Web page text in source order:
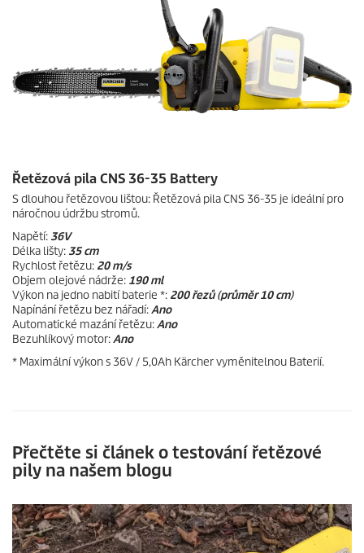
Řetězová pila CNS 36-35 Battery
S dlouhou řetězovou lištou: Řetězová pila CNS 36-35 je ideální pro
náročnou údržbu stromů.
Napětí: 36V
Délka lišty: 35 cm
Rychlost řetězu: 20 m/s
Objem olejové nádrže: 190 ml
Výkon na jedno nabití baterie *: 200 řezů (průměr 10 cm)
Napínání řetězu bez nářadí:Ano
Automatické mazání řetězu:Ano
Bezuhlíkový motor:Ano
* Maximální výkon s 36V / 5,0Ah Kärcher vyměnitelnou Baterií.
Přečtěte si článek o testování řetězové
pily na našem blogu